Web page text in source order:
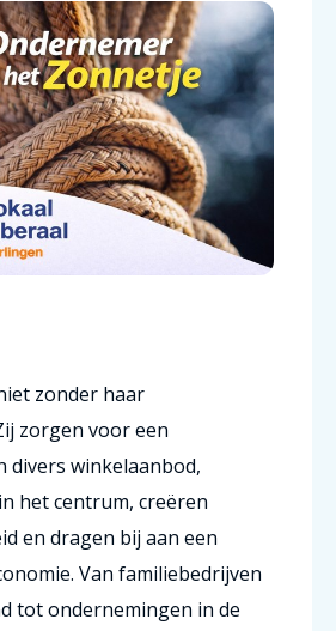
zonder haar
zorgen voor een
divers winkelaanbod,
het centrum, creëren
en dragen bij aan een
Van familiebedrijven
tot ondernemingen in de